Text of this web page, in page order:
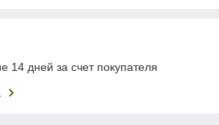
14 дней за счет покупателя